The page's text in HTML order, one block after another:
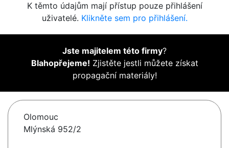
K těmto údajům mají přístup pouze přihlášení
uživatelé. Klikněte sem pro přihlášení.
Jste majitelem této firmy?
Blahopřejeme! Zjistěte jestli můžete získat
propagační materiály!
Olomouc
Mlýnská 952/2